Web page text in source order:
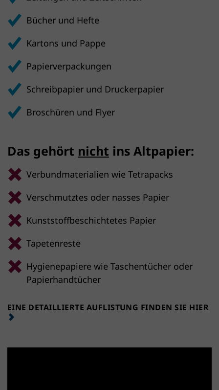
Bücher und Hefte
Kartons und Pappe
Papierverpackungen
Schreibpapier und Druckerpapier
Broschüren und Flyer
Das gehört nicht ins Altpapier:
Verbundmaterialien wie Tetrapacks
Verschmutztes oder nasses Papier
Kunststoffbeschichtetes Papier
Tapetenreste
Hygienepapiere wie Taschentücher oder
Papierhandtücher
EINE DETAILLIERTE AUFLISTUNG FINDEN SIE HIER